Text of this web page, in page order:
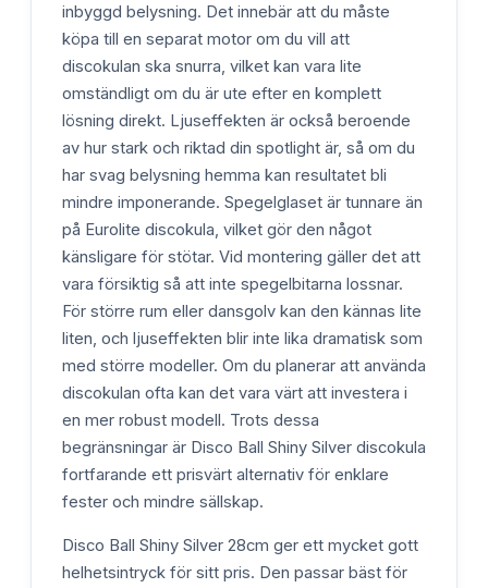
inbyggd belysning. Det innebär att du måste
köpa till en separat motor om du vill att
discokulan ska snurra, vilket kan vara lite
omständligt om du är ute efter en komplett
lösning direkt. Ljuseffekten är också beroende
av hur stark och riktad din spotlight är, så om du
har svag belysning hemma kan resultatet bli
mindre imponerande. Spegelglaset är tunnare än
på Eurolite discokula, vilket gör den något
känsligare för stötar. Vid montering gäller det att
vara försiktig så att inte spegelbitarna lossnar.
För större rum eller dansgolv kan den kännas lite
liten, och ljuseffekten blir inte lika dramatisk som
med större modeller. Om du planerar att använda
discokulan ofta kan det vara värt att investera i
en mer robust modell. Trots dessa
begränsningar är Disco Ball Shiny Silver discokula
fortfarande ett prisvärt alternativ för enklare
fester och mindre sällskap.
Disco Ball Shiny Silver 28cm ger ett mycket gott
helhetsintryck för sitt pris. Den passar bäst för